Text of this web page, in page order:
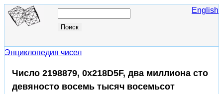
English
Энциклопедия чисел
Число 2198879, 0x218D5F, два миллиона сто
девяносто восемь тысяч восемьсот